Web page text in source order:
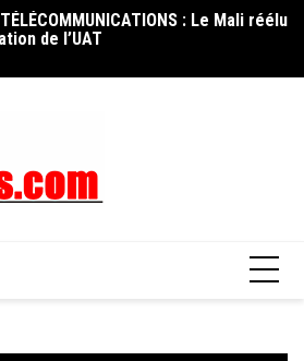
TÉLÉCOMMUNICATIONS : Le Mali réélu
de l’UAT